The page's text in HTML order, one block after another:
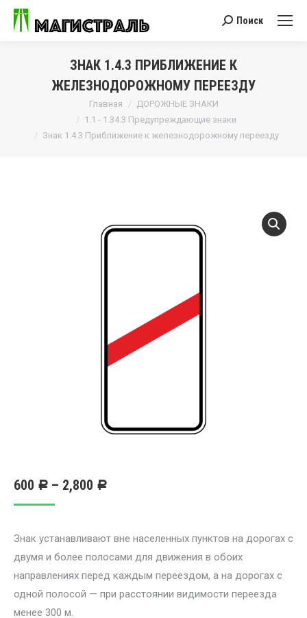
Поиск:
Поиск
ЗНАК 1.4.3 ПРИБЛИЖЕНИЕ К
ЖЕЛЕЗНОДОРОЖНОМУ ПЕРЕЕЗДУ
Главная
ДОРОЖНЫЕ ЗНАКИ
1.1 - 1.34.3 Предупреждающие знаки
Знак 1.4.3 Приближение к железнодорожному переезду
600 Р – 2,800 Р
Знак устанавливают вне населенных пунктов на дорогах с
двумя и более полосами для движения в обоих
направлениях перед каждым переездом, а на дорогах с
одной полосой — при расстоянии видимости переезда
менее 300 м.